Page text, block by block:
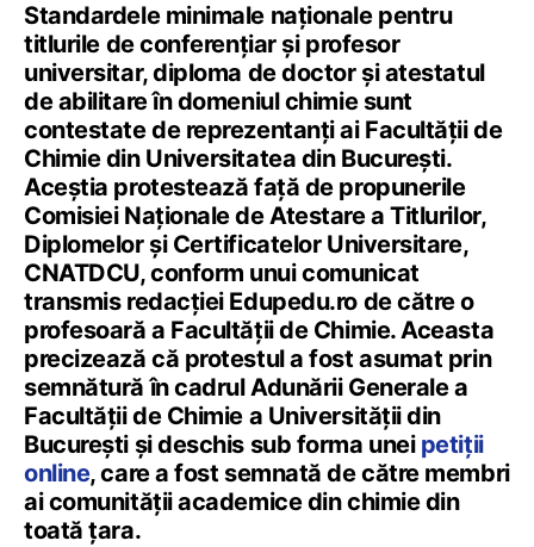
Standardele minimale naționale pentru
titlurile de conferențiar și profesor
universitar, diploma de doctor și atestatul
de abilitare în domeniul chimie sunt
contestate de reprezentanți ai Facultății de
Chimie din Universitatea din București.
Aceștia protestează față de propunerile
Comisiei Naționale de Atestare a Titlurilor,
Diplomelor și Certificatelor Universitare,
CNATDCU, conform unui comunicat
transmis redacției Edupedu.ro de către o
profesoară a Facultății de Chimie. Aceasta
precizează că protestul a fost asumat prin
semnătură în cadrul Adunării Generale a
Facultății de Chimie a Universității din
București și deschis sub forma unei petiții
online, care a fost semnată de către membri
ai comunității academice din chimie din
toată țara.